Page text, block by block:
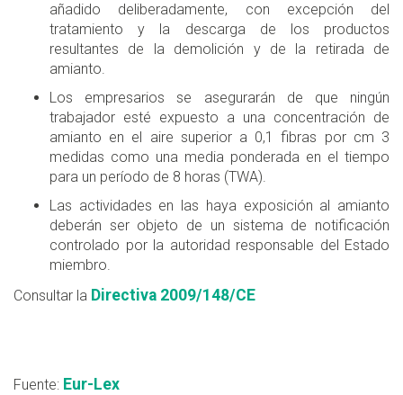
añadido deliberadamente, con excepción del
tratamiento y la descarga de los productos
resultantes de la demolición y de la retirada de
amianto.
Los empresarios se asegurarán de que ningún
trabajador esté expuesto a una concentración de
amianto en el aire superior a 0,1 fibras por cm 3
medidas como una media ponderada en el tiempo
para un período de 8 horas (TWA).
Las actividades en las haya exposición al amianto
deberán ser objeto de un sistema de notificación
controlado por la autoridad responsable del Estado
miembro.
Consultar la Directiva 2009/148/CE
Fuente: Eur-Lex